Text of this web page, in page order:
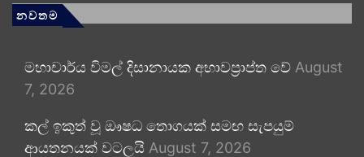
නවතම
මහාචාර්ය විමල් දිසානායක අභාවප්‍රාප්ත වේ August
7, 2026
කල් ඉකුත් වූ ඖෂධ තොගයක් සමඟ සැපයුම්
ආයතනයක් වටලයි August 7, 2026